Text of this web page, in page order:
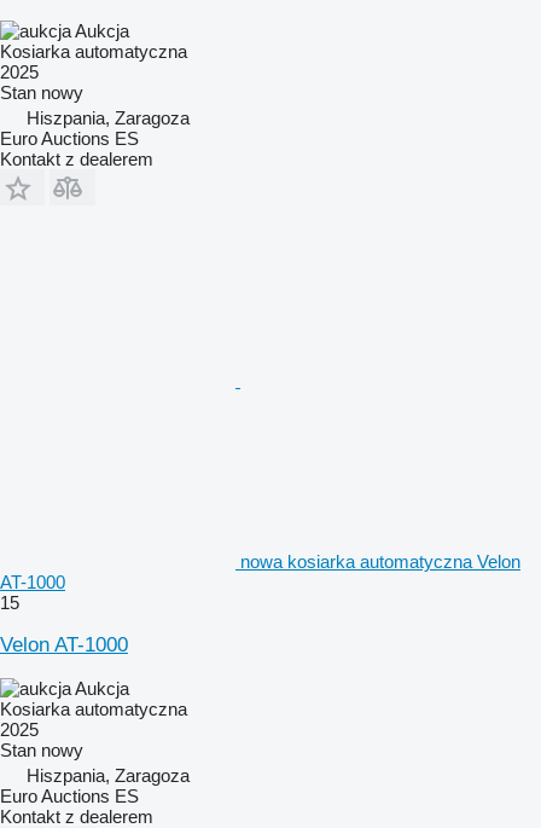
Aukcja
Kosiarka automatyczna
2025
Stan nowy
Hiszpania, Zaragoza
Euro Auctions ES
Kontakt z dealerem
nowa kosiarka automatyczna Velon
AT-1000
15
Velon AT-1000
Aukcja
Kosiarka automatyczna
2025
Stan nowy
Hiszpania, Zaragoza
Euro Auctions ES
Kontakt z dealerem